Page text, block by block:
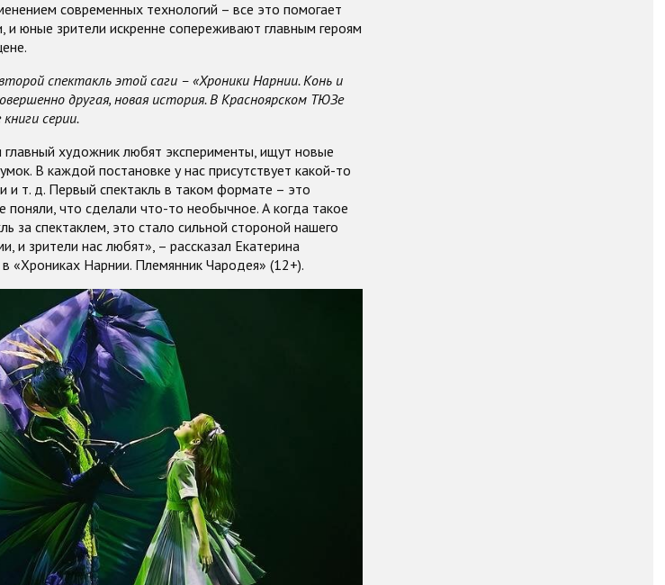
современных технологий – все это помогает
и юные зрители искренне сопереживают главным героям
спектакль этой саги – «Хроники Нарнии. Конь и
другая, новая история. В Красноярском ТЮЗе
серии.
художник любят эксперименты, ищут новые
В каждой постановке у нас присутствует какой-то
т. д. Первый спектакль в таком формате – это
поняли, что сделали что-то необычное. А когда такое
за спектаклем, это стало сильной стороной нашего
и зрители нас любят», – рассказал Екатерина
«Хрониках Нарнии. Племянник Чародея» (12+).